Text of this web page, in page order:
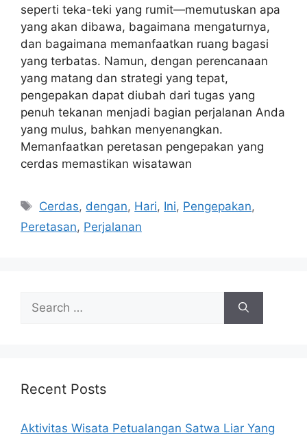
seperti teka-teki yang rumit—memutuskan apa
yang akan dibawa, bagaimana mengaturnya,
dan bagaimana memanfaatkan ruang bagasi
yang terbatas. Namun, dengan perencanaan
yang matang dan strategi yang tepat,
pengepakan dapat diubah dari tugas yang
penuh tekanan menjadi bagian perjalanan Anda
yang mulus, bahkan menyenangkan.
Memanfaatkan peretasan pengepakan yang
cerdas memastikan wisatawan
Tags
Cerdas, dengan, Hari, Ini, Pengepakan,
Peretasan, Perjalanan
for:
Recent Posts
Aktivitas Wisata Petualangan Satwa Liar Yang